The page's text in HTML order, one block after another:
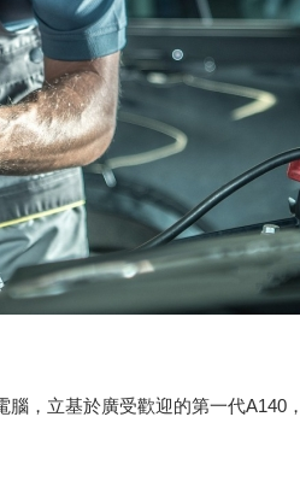
，立基於廣受歡迎的第一代